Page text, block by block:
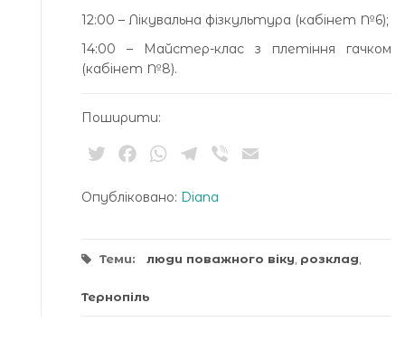
12:00 – Лікувальна фізкультура (кабінет №6);
14:00 – Майстер-клас з плетіння гачком
(кабінет №8).
Поширити:
TwitterFacebookWhatsApp
Telegram
Viber
Опубліковано: Diana
Теми: люди поважного віку розклад
Тернопіль